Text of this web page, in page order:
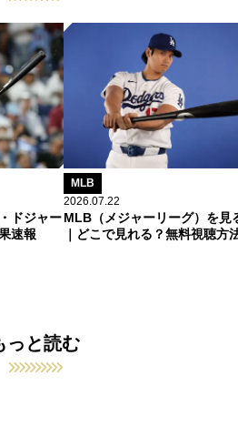
ドジャー
速報
MLB
2026.07.22
MLB（メジャーリーグ）を見
｜どこで見れる？無料視聴方
っと読む